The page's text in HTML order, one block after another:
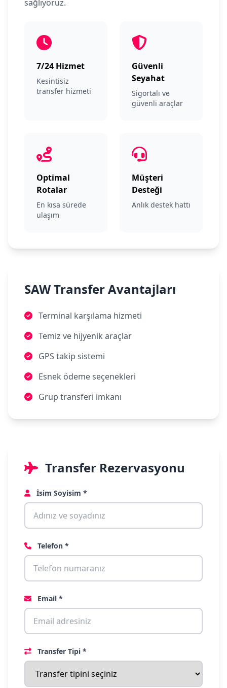
sağlıyoruz.
7/24 Hizmet
Kesintisiz
transfer hizmeti
Güvenli
Seyahat
Sigortalı ve
güvenli araçlar
Optimal
Rotalar
En kısa sürede
ulaşım
Müşteri
Desteği
Anlık destek hattı
SAW Transfer Avantajları
Terminal karşılama hizmeti
Temiz ve hijyenik araçlar
GPS takip sistemi
Esnek ödeme seçenekleri
Grup transferi imkanı
Transfer Rezervasyonu
İsim Soyisim *
Telefon *
Email *
Transfer Tipi *